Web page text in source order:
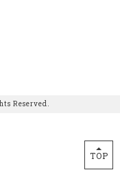
TOP
Reserved.